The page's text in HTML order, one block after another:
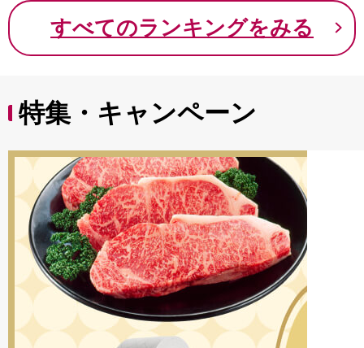
9000円 九千円
すべてのランキングをみる
特集・キャンペーン